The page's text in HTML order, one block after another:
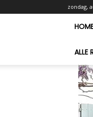
zondag,
ALLE